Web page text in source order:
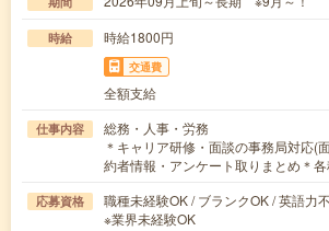
時給 時給1800円
交通費
全額支給
仕事内容
総務・人事・労務
＊キャリア研修・面談の事務局対応(
約者情報・アンケート取りまとめ＊
応募資格
職種未経験OK / ブランクOK / 英語力
※業界未経験OK